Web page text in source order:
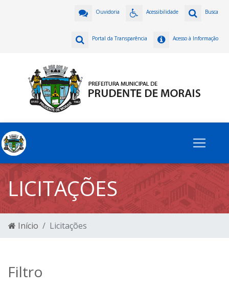
Busca
Acessibilidade
Ouvidoria
Acesso à Informação
Portal da Transparência
LICITAÇÕES
Início Licitações
Filtro